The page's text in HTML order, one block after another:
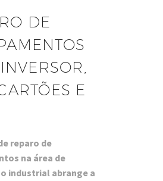
DE
E
reparo de
na área de
industrial abrange a